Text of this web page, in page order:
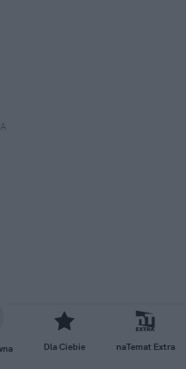
Dla Ciebie naTemat Extra
profesjonaliści radzą